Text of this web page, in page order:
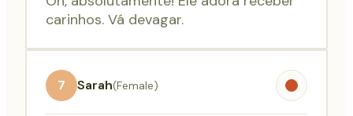
carinhos. Vá devagar.
7 Sarah(Female)